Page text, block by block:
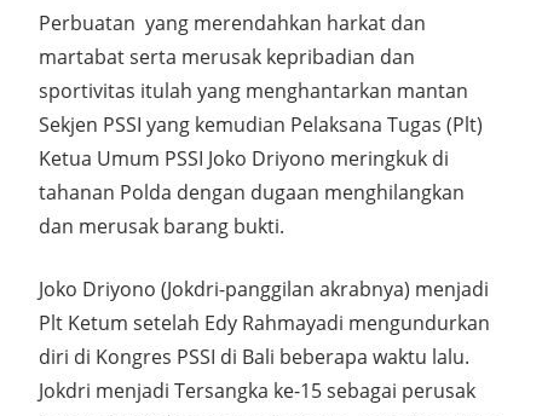
Perbuatan yang merendahkan harkat dan
martabat serta merusak kepribadian dan
sportivitas itulah yang menghantarkan mantan
Sekjen PSSI yang kemudian Pelaksana Tugas (Plt)
Ketua Umum PSSI Joko Driyono meringkuk di
tahanan Polda dengan dugaan menghilangkan
dan merusak barang bukti.
Joko Driyono (Jokdri-panggilan akrabnya) menjadi
Plt Ketum setelah Edy Rahmayadi mengundurkan
diri di Kongres PSSI di Bali beberapa waktu lalu.
Jokdri menjadi Tersangka ke-15 sebagai perusak